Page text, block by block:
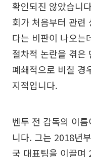
확인되진 않았습니
회가 처음부터 관련
다는 비판이 나오는
절차적 논란을 겪은
폐쇄적으로 비칠 경
지적입니다.
벤투 전 감독의 이
니다. 그는 2018년
국 대표팀을 이끌며